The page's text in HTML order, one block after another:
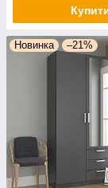
Новинка –21%